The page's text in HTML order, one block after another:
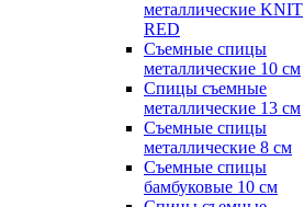
металлические KNIT
RED
Съемные спицы
металлические 10 см
Спицы съемные
металлические 13 см
Съемные спицы
металлические 8 см
Съемные спицы
бамбуковые 10 см